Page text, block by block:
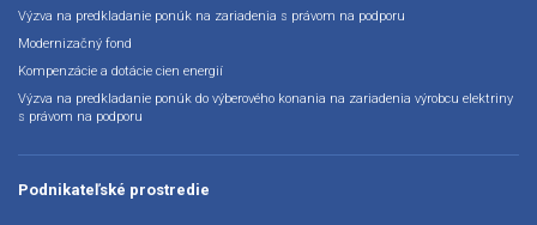
Výzva na predkladanie ponúk na zariadenia s právom na podporu
Modernizačný fond
Kompenzácie a dotácie cien energií
Výzva na predkladanie ponúk do výberového konania na zariadenia výrobcu elektriny
s právom na podporu
Podnikateľské prostredie